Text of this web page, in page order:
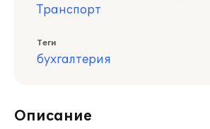
Транспорт
Теги
бухгалтерия
Описание